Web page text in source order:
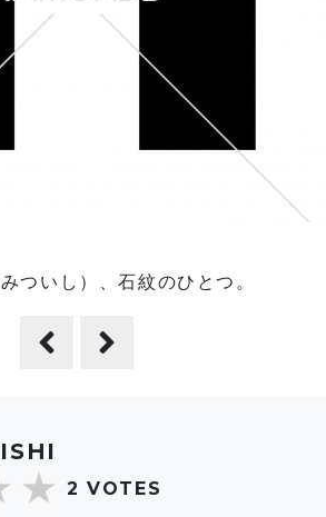
2 VOTES
ついし）、石紋のひとつ。